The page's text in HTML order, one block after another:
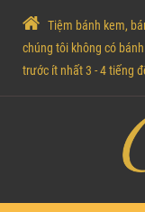
Tiệm bánh kem,
chúng tôi không có
trước ít nhất 3 - 4 tiếng